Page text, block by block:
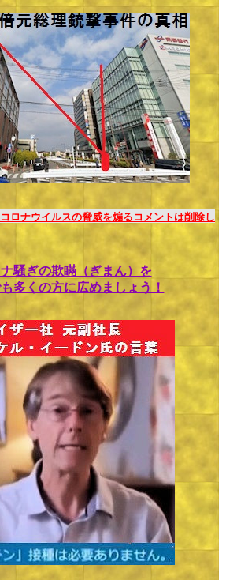
ロナウイルスの脅威を煽るコメントは削除し
騒ぎの欺瞞（ぎまん）を
多くの方に広めましょう！